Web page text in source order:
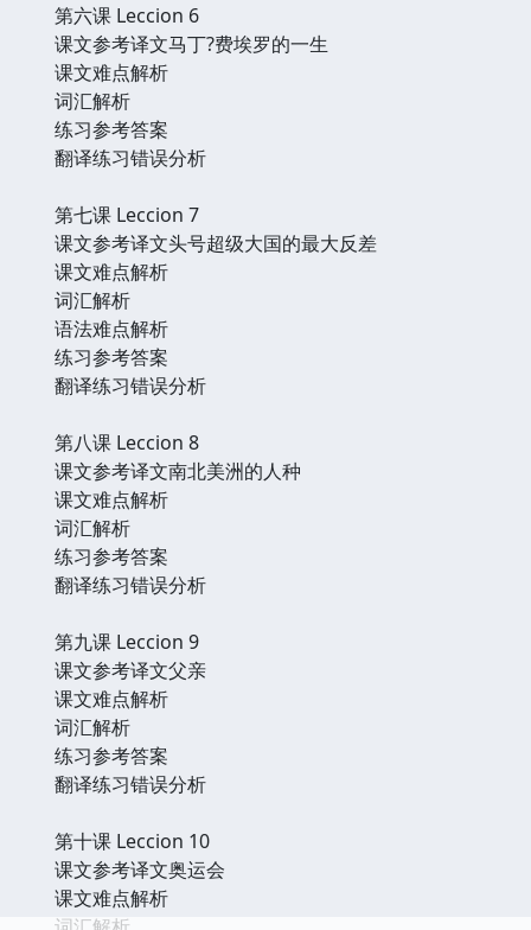
第六课 Leccion 6
课文参考译文马丁?费埃罗的一生
课文难点解析
词汇解析
练习参考答案
翻译练习错误分析
第七课 Leccion 7
课文参考译文头号超级大国的最大反差
课文难点解析
词汇解析
语法难点解析
练习参考答案
翻译练习错误分析
第八课 Leccion 8
课文参考译文南北美洲的人种
课文难点解析
词汇解析
练习参考答案
翻译练习错误分析
第九课 Leccion 9
课文参考译文父亲
课文难点解析
词汇解析
练习参考答案
翻译练习错误分析
第十课 Leccion 10
课文参考译文奥运会
课文难点解析